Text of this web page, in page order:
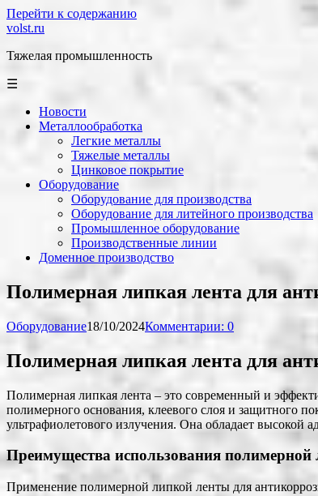
Перейти к содержанию
volst.ru
Тяжелая промышленность
☰
Новости
Металлообработка
Легкие металлы
Тяжелые металлы
Цинковое покрытие
Оборудование
Оборудование для производства
Оборудование для литейного производства
Промышленное оборудование
Производственные линии
Доменное производство
Полимерная липкая лента для
Оборудование18/10/2024Комментарии: 0
Полимерная липкая лента для
Полимерная липкая лента – это современный и
полимерного основания, клеевого слоя и защитного
ультрафиолетового излучения. Она обладает высокой
Преимущества использования
Применение полимерной липкой ленты для